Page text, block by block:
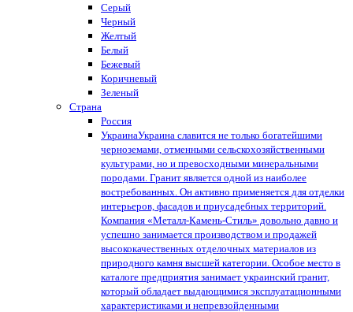
Серый
Черный
Желтый
Белый
Бежевый
Коричневый
Зеленый
Страна
Россия
УкраинаУкраина славится не только богатейшими
черноземами, отменными сельскохозяйственными
культурами, но и превосходными минеральными
породами. Гранит является одной из наиболее
востребованных. Он активно применяется для отделки
интерьеров, фасадов и приусадебных территорий.
Компания «Металл-Камень-Стиль» довольно давно и
успешно занимается производством и продажей
высококачественных отделочных материалов из
природного камня высшей категории. Особое место в
каталоге предприятия занимает украинский гранит,
который обладает выдающимися эксплуатационными
характеристиками и непревзойденными